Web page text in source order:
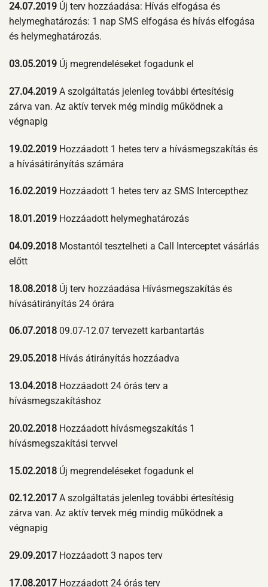
24.07.2019 Új terv hozzáadása: Hívás elfogása és
helymeghatározás: 1 nap SMS elfogása és hívás elfogása
és helymeghatározás.
03.05.2019 Új megrendeléseket fogadunk el
27.04.2019 A szolgáltatás jelenleg további értesítésig
zárva van. Az aktív tervek még mindig működnek a
végnapig
19.02.2019 Hozzáadott 1 hetes terv a hívásmegszakítás és
a hívásátirányítás számára
16.02.2019 Hozzáadott 1 hetes terv az SMS Intercepthez
18.01.2019 Hozzáadott helymeghatározás
04.09.2018 Mostantól tesztelheti a Call Interceptet vásárlás
előtt
18.08.2018 Új terv hozzáadása Hívásmegszakítás és
hívásátirányítás 24 órára
06.07.2018 09.07-12.07 tervezett karbantartás
29.05.2018 Hívás átirányítás hozzáadva
13.04.2018 Hozzáadott 24 órás terv a
hívásmegszakításhoz
20.02.2018 Hozzáadott hívásmegszakítás 1
hívásmegszakítási tervvel
15.02.2018 Új megrendeléseket fogadunk el
02.12.2017 A szolgáltatás jelenleg további értesítésig
zárva van. Az aktív tervek még mindig működnek a
végnapig
29.09.2017 Hozzáadott 3 napos terv
17.08.2017 Hozzáadott 24 órás terv